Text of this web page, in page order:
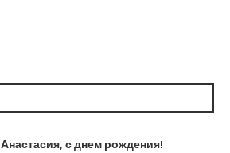
Анастасия, с днем рождения!